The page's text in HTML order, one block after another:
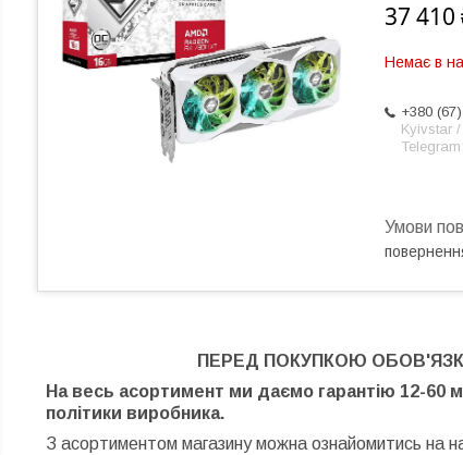
37 410
Немає в
+380
Kyivstar
Telegram
ПЕРЕД ПОКУПКОЮ
На весь асортимент ми даємо гарантію 12-60
політики виробника.
З асортиментом магазину можна ознайомитись на